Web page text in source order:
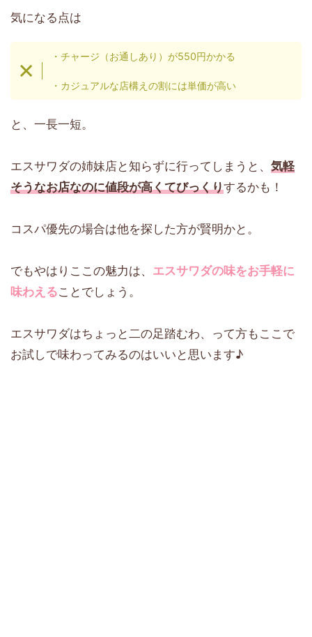
気になる点は
・チャージ（お通しあり）が550円かかる
・カジュアルな店構えの割には単価が高い
と、一長一短。
エスサワダの姉妹店と知らずに行ってしまうと、 気軽
そうなお店なのに値段が高くてびっくりするかも！
コスパ優先の場合は他を探した方が賢明かと。
でもやはりここの魅力は、 エスサワダの味をお手軽に
味わえることでしょう。
エスサワダはちょっと二の足踏むわ、って方もここで
お試しで味わってみるのはいいと思います♪